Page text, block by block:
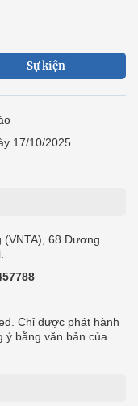
Sự kiện
17/10/2025
(VNTA), 68 Dương
Chỉ được phát hành
ý bằng văn bản của